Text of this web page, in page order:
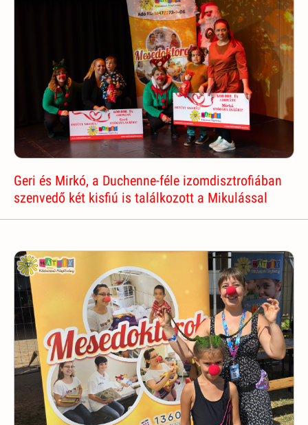
Geri és Mirkó, a Duchenne-féle izomdisztrofiában
szenvedő két kisfiú is találkozott a Mikulással